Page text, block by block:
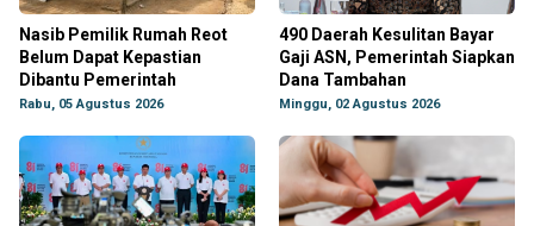
Nasib Pemilik Rumah Reot
Belum Dapat Kepastian
Dibantu Pemerintah
Rabu, 05 Agustus 2026
490 Daerah Kesulitan Bayar
Gaji ASN, Pemerintah Siapkan
Dana Tambahan
Minggu, 02 Agustus 2026